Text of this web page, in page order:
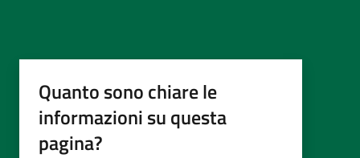
Quanto sono chiare le
informazioni su questa
pagina?